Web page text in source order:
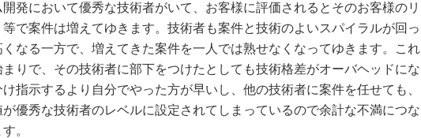
発において優秀な技術者がいて、お客様に評価されるとそのお客様のリ
等で案件は増えてゆきます。技術者も案件と技術のよいスパイラルが回っ
なる一方で、増えてきた案件を一人では熟せなくなってゆきます。これ
りで、その技術者に部下をつけたとしても技術格差がオーバヘッドにな
指示するより自分でやった方が早いし、他の技術者に案件を任せても、
優秀な技術者のレベルに設定されてしまっているので余計な不満につな
。